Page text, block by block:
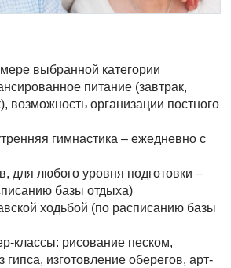
выбранной категории
питание (завтрак,
возможность организации постного
гимнастика – ежедневно с
для любого уровня подготовки –
базы отдыха)
ходьбой (по расписанию базы
классы: рисование песком,
гипса, изготовление оберегов, арт-